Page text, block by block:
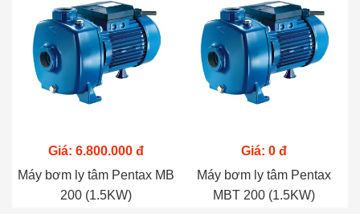
Giá: 6.800.000 đ
Máy bơm ly tâm Pentax MB
200 (1.5KW)
Giá: 0 đ
Máy bơm ly tâm Pentax
MBT 200 (1.5KW)